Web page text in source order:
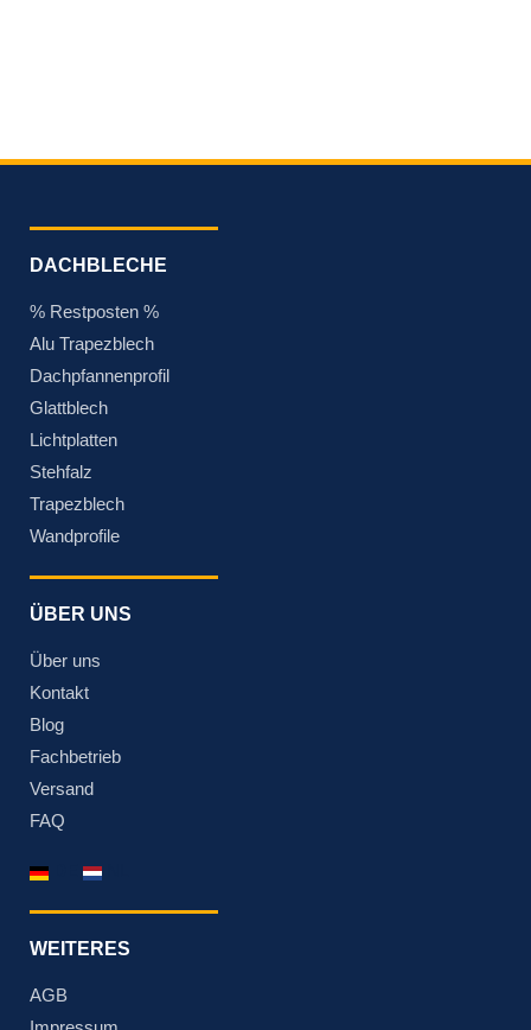
DACHBLECHE
% Restposten %
Alu Trapezblech
Dachpfannenprofil
Glattblech
Lichtplatten
Stehfalz
Trapezblech
Wandprofile
ÜBER UNS
Über uns
Kontakt
Blog
Fachbetrieb
Versand
FAQ
WEITERES
AGB